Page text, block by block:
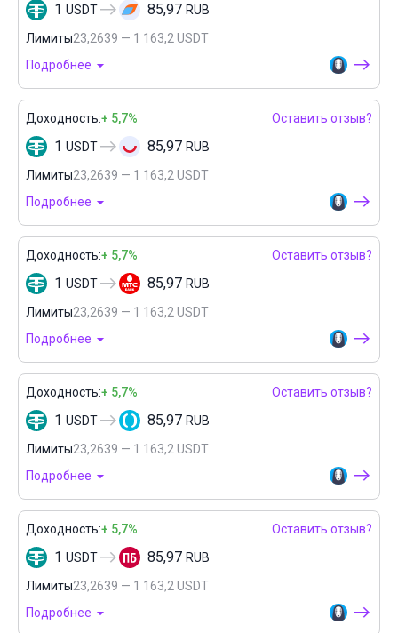
1 USDT 85,97 RUB
Лимиты23,2639 — 1 163,2 USDT
Подробнее
Доходность:+ 5,7% Оставить отзыв?
1 USDT 85,97 RUB
Лимиты23,2639 — 1 163,2 USDT
Подробнее
Доходность:+ 5,7% Оставить отзыв?
1 USDT 85,97 RUB
Лимиты23,2639 — 1 163,2 USDT
Подробнее
Доходность:+ 5,7% Оставить отзыв?
1 USDT 85,97 RUB
Лимиты23,2639 — 1 163,2 USDT
Подробнее
Доходность:+ 5,7% Оставить отзыв?
1 USDT 85,97 RUB
Лимиты23,2639 — 1 163,2 USDT
Подробнее